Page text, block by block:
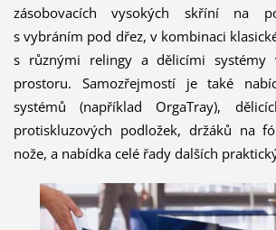
zásobovacích vysokých skříní na
s vybráním pod dřez, v kombinaci
s různými relingy a dělicími systémy
prostoru. Samozřejmostí je také
systémů (například OrgaTray),
protiskluzových podložek, držáků na
nože, a nabídka celé řady dalších